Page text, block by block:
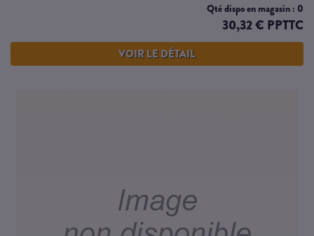
Qté dispo en magasin : 0
30,32 € PPTTC
VOIR LE DÉTAIL